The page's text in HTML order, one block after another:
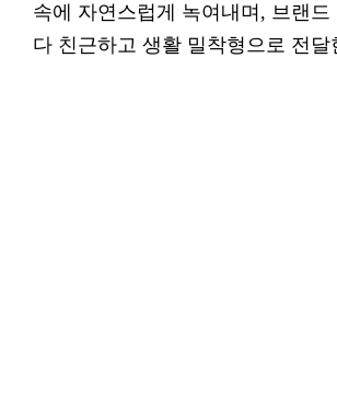
속에 자연스럽게 녹여내며, 브랜드
다 친근하고 생활 밀착형으로 전달